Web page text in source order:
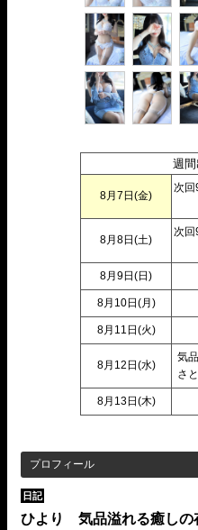
週
8月7日(金)
次
8月8日(土)
次
8月9日(日)
8月10日(月)
8月11日(火)
8月12日(水)
気
さ
8月13日(木)
プロフィール
日記
ひより 気品溢れる癒しの